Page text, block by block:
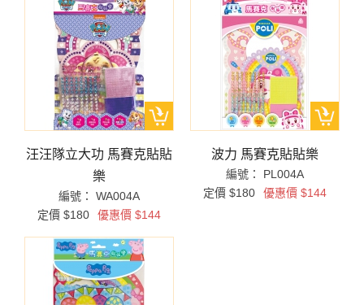
汪汪隊立大功 馬賽克貼貼
樂
編號： WA004A
定價 $180
優惠價 $144
波力 馬賽克貼貼樂
編號： PL004A
定價 $180
優惠價 $144